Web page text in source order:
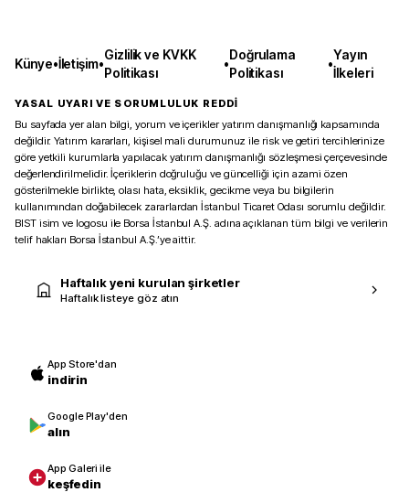
Künye•İletişim•
Gizlilik ve KVKK
Politikası
•
Doğrulama
Politikası
•
Yayın
İlkeleri
YASAL UYARI VE SORUMLULUK REDDİ
Bu sayfada yer alan bilgi, yorum ve içerikler yatırım danışmanlığı kapsamında
değildir. Yatırım kararları, kişisel mali durumunuz ile risk ve getiri tercihlerinize
göre yetkili kurumlarla yapılacak yatırım danışmanlığı sözleşmesi çerçevesinde
değerlendirilmelidir. İçeriklerin doğruluğu ve güncelliği için azami özen
gösterilmekle birlikte, olası hata, eksiklik, gecikme veya bu bilgilerin
kullanımından doğabilecek zararlardan İstanbul Ticaret Odası sorumlu değildir.
BIST isim ve logosu ile Borsa İstanbul A.Ş. adına açıklanan tüm bilgi ve verilerin
telif hakları Borsa İstanbul A.Ş.’ye aittir.
Haftalık yeni kurulan şirketler
Haftalık listeye göz atın
App Store'dan
indirin
Google Play'den
alın
App Galeri ile
keşfedin